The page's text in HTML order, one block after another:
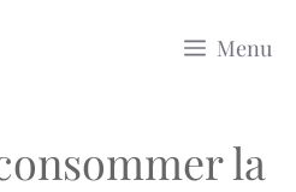
Menu
la